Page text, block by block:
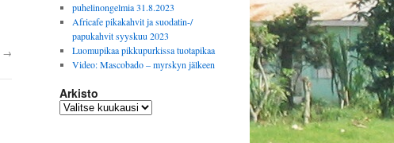
→
puhelinongelmia 31.8.2023
Africafe pikakahvit ja suodatin-/
papukahvit syyskuu 2023
Luomupikaa pikkupurkissa tuotapikaa
Video: Mascobado – myrskyn jälkeen
Arkisto
Arkisto